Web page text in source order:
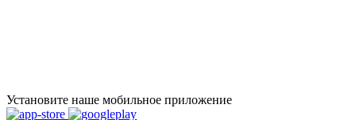
Установите наше мобильное приложение